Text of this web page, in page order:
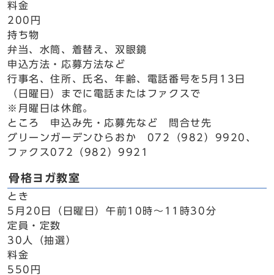
料金
200円
持ち物
弁当、水筒、着替え、双眼鏡
申込方法・応募方法など
行事名、住所、氏名、年齢、電話番号を5月13日
（日曜日）までに電話またはファクスで
※月曜日は休館。
ところ 申込み先・応募先など 問合せ先
グリーンガーデンひらおか 072（982）9920、
ファクス072（982）9921
骨格ヨガ教室
とき
5月20日（日曜日）午前10時～11時30分
定員・定数
30人（抽選）
料金
550円